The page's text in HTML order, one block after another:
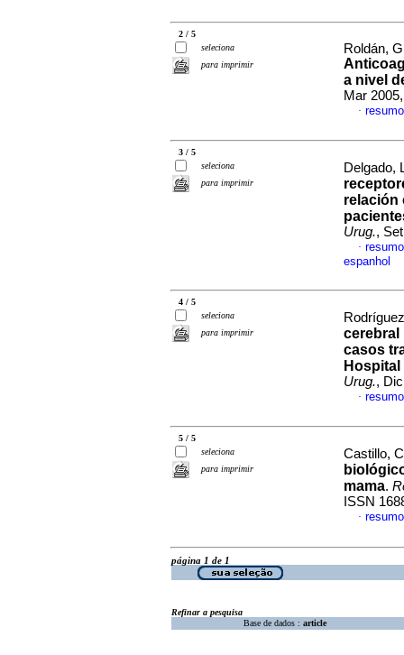
2 / 5
seleciona
para imprimir
Roldán,
a nivel
Mar
·
3 / 5
seleciona
para imprimir
Delgado,
relación
Urug.,
·
espanhol
4 / 5
seleciona
para imprimir
cerebral
casos
Hospital
Urug.,
·
5 / 5
seleciona
para imprimir
Castillo,
mama.
ISSN
·
página 1 de 1
Refinar a pesquisa
Base de dados : article